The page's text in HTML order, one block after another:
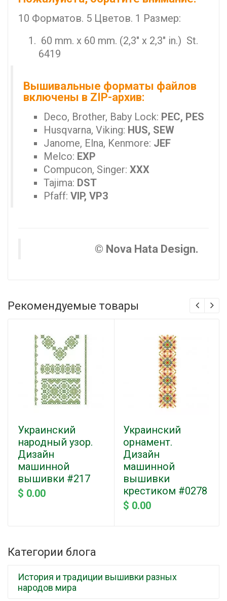
10 Форматов. 5 Цветов. 1 Размер:
60 mm. x 60 mm. (2,3" x 2,3" in.) St.
6419
Вышивальные форматы файлов
включены в ZIP-архив:
Deco, Brother, Baby Lock: PEC, PES
Husqvarna, Viking: HUS, SEW
Janome, Elna, Kenmore: JEF
Melco: EXP
Compucon, Singer: XXX
Tajima: DST
Pfaff: VIP, VP3
© Nova Hata Design.
Рекомендуемые товары
Украинский
народный узор.
Дизайн
машинной
вышивки #217
$ 0.00
Украинский
орнамент.
Дизайн
машинной
вышивки
крестиком #0278
$ 0.00
Категории блога
История и традиции вышивки разных
народов мира